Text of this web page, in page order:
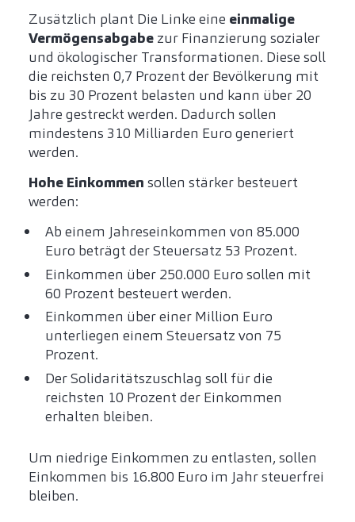
Zusätzlich plant Die Linke eine einmalige
Vermögensabgabe zur Finanzierung sozialer
und ökologischer Transformationen. Diese soll
die reichsten 0,7 Prozent der Bevölkerung mit
bis zu 30 Prozent belasten und kann über 20
Jahre gestreckt werden. Dadurch sollen
mindestens 310 Milliarden Euro generiert
werden.
Hohe Einkommen sollen stärker besteuert
werden:
Ab einem Jahreseinkommen von 85.000
Euro beträgt der Steuersatz 53 Prozent.
Einkommen über 250.000 Euro sollen mit
60 Prozent besteuert werden.
Einkommen über einer Million Euro
unterliegen einem Steuersatz von 75
Prozent.
Der Solidaritätszuschlag soll für die
reichsten 10 Prozent der Einkommen
erhalten bleiben.
Um niedrige Einkommen zu entlasten, sollen
Einkommen bis 16.800 Euro im Jahr steuerfrei
bleiben.